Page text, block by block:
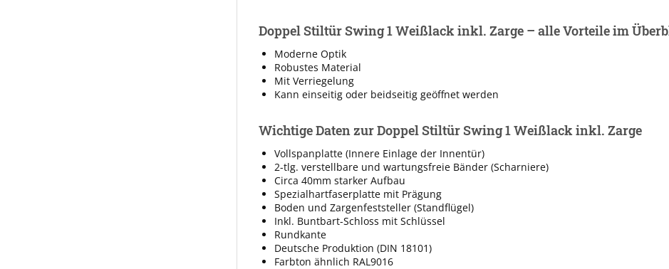
Doppel Stiltür Swing 1 Weißlack inkl. Zarge – alle Vorteile im
Moderne Optik
Robustes Material
Mit Verriegelung
Kann einseitig oder beidseitig geöffnet werden
Wichtige Daten zur Doppel Stiltür Swing 1 Weißlack inkl. Zarge
Vollspanplatte (Innere Einlage der Innentür)
2-tlg. verstellbare und wartungsfreie Bänder (Scharniere)
Circa 40mm starker Aufbau
Spezialhartfaserplatte mit Prägung
Boden und Zargenfeststeller (Standflügel)
Inkl. Buntbart-Schloss mit Schlüssel
Rundkante
Deutsche Produktion (DIN 18101)
Farbton ähnlich RAL9016